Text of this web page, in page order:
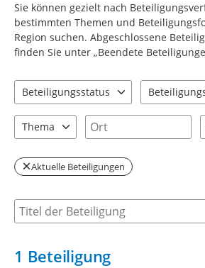
Sie können gezielt nach
bestimmten Themen und
Region suchen. Abgeschlossene
finden Sie unter „Beendete
Beteiligungsstatus
Thema
Ort
Aktuelle Beteiligungen
Suche nach Beteiligung
1 Beteiligung